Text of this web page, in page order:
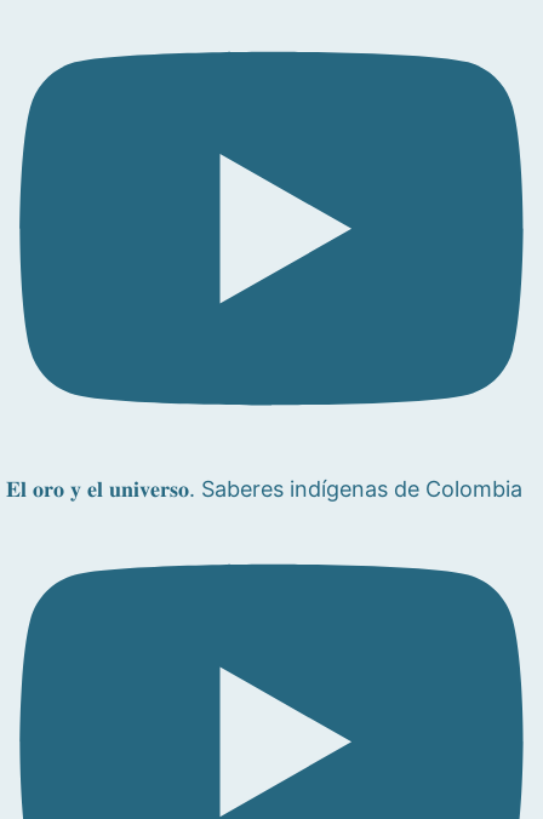
𝐄𝐥 𝐨𝐫𝐨 𝐲 𝐞𝐥 𝐮𝐧𝐢𝐯𝐞𝐫𝐬𝐨. Saberes indígenas de Colombia